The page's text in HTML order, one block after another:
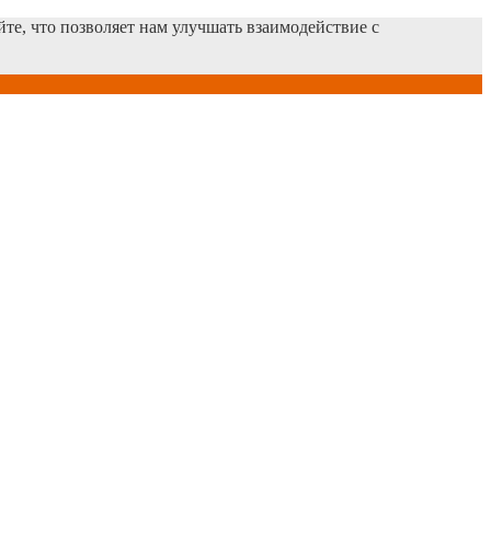
что позволяет нам улучшать взаимодействие с